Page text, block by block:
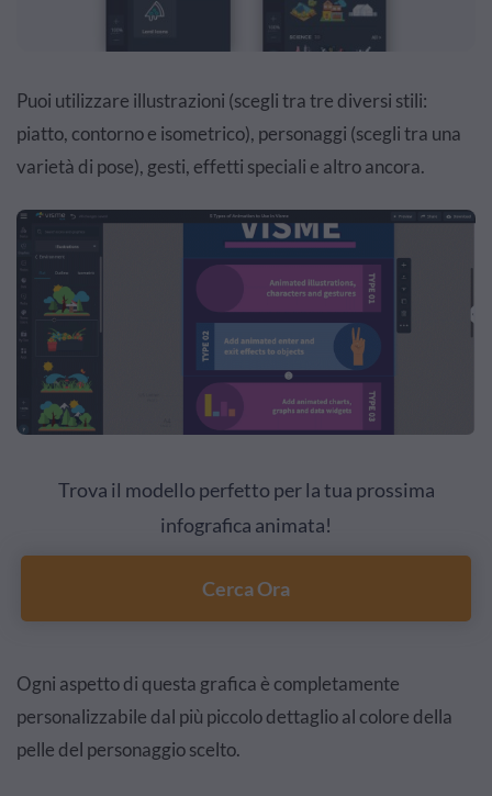
Puoi utilizzare illustrazioni (scegli tra tre diversi stili:
piatto, contorno e isometrico), personaggi (scegli tra una
varietà di pose), gesti, effetti speciali e altro ancora.
Trova il modello perfetto per la tua prossima
infografica animata!
Cerca Ora
Ogni aspetto di questa grafica è completamente
personalizzabile dal più piccolo dettaglio al colore della
pelle del personaggio scelto.